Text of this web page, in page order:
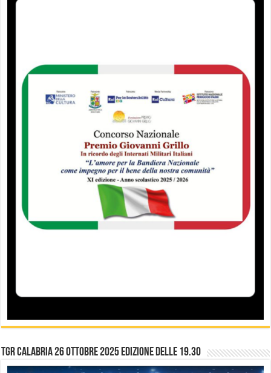
TGR Calabria 26 Ottobre 2025 edizione delle 19.30
Video